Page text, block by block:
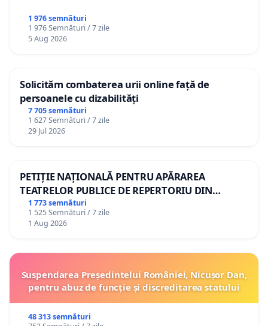
1 976 semnături
1 976 Semnături / 7 zile
5 Aug 2026
Solicităm combaterea urii online față de
persoanele cu dizabilități
7 705 semnături
1 627 Semnături / 7 zile
29 Jul 2026
PETIȚIE NAȚIONALĂ PENTRU APĂRAREA
TEATRELOR PUBLICE DE REPERTORIU DIN
ROMÂNIA
1 773 semnături
1 525 Semnături / 7 zile
1 Aug 2026
Suspendarea Președintelui României, Nicușor Dan,
pentru abuz de funcție și discreditarea statului
48 313 semnături